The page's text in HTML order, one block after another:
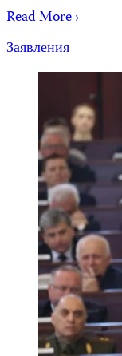
Read More ›
Заявления